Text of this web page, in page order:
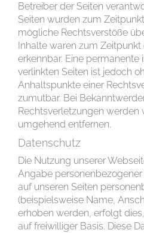
Betreiber der Seiten
Seiten wurden zum
mögliche Rechtsverstöße
Inhalte waren zum Zeitpunkt
erkennbar. Eine
verlinkten Seiten ist jedoch
Anhaltspunkte einer
zumutbar. Bei
Rechtsverletzungen werden
umgehend entfernen.
Datenschutz
Die Nutzung unserer
Angabe
auf unseren Seiten
(beispielsweise Name,
erhoben werden, erfolgt
auf freiwilliger Basis. Diese